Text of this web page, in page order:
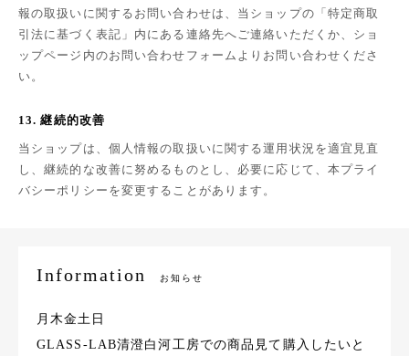
報の取扱いに関するお問い合わせは、当ショップの「特定商取
引法に基づく表記」内にある連絡先へご連絡いただくか、ショ
ップページ内のお問い合わせフォームよりお問い合わせくださ
い。
13. 継続的改善
当ショップは、個人情報の取扱いに関する運用状況を適宜見直
し、継続的な改善に努めるものとし、必要に応じて、本プライ
バシーポリシーを変更することがあります。
Information お知らせ
月木金土日
GLASS-LAB清澄白河工房での商品見て購入したいと